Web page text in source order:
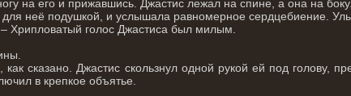
на его и прижавшись. Джастис лежал на спине, а она на боку.
для неё подушкой, и услышала равномерное сердцебиение.
Хрипловатый голос Джастиса был милым.
сказано. Джастис скользнул одной рукой ей под голову,
в крепкое объятье.